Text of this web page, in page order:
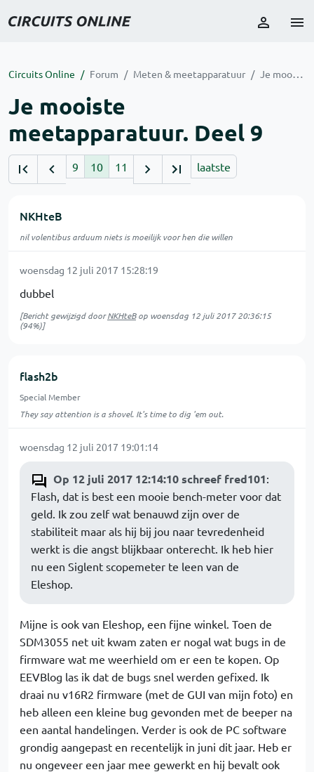
Circuits Online Forum Meten & meetapparatuur Je mooiste meetapparatuur. Deel 9
Je mooiste
meetapparatuur. Deel 9
9 10 11 laatste
NKHteB
nil volentibus arduum niets is moeilijk voor hen die willen
woensdag 12 juli 2017 15:28:19
dubbel
[Bericht gewijzigd doorNKHteBop woensdag 12 juli 2017 20:36:15
(94%)]
flash2b
Special Member
They say attention is a shovel. It's time to dig 'em out.
woensdag 12 juli 2017 19:01:14
Op 12 juli 2017 12:14:10 schreef fred101:
Flash, dat is best een mooie bench-meter voor dat
geld. Ik zou zelf wat benauwd zijn over de
stabiliteit maar als hij bij jou naar tevredenheid
werkt is die angst blijkbaar onterecht. Ik heb hier
nu een Siglent scopemeter te leen van de
Eleshop.
Mijne is ook van Eleshop, een fijne winkel. Toen de
SDM3055 net uit kwam zaten er nogal wat bugs in de
firmware wat me weerhield om er een te kopen. Op
EEVBlog las ik dat de bugs snel werden gefixed. Ik
draai nu v16R2 firmware (met de GUI van mijn foto) en
heb alleen een kleine bug gevonden met de beeper na
een aantal handelingen. Verder is ook de PC software
grondig aangepast en recentelijk in juni dit jaar. Heb er
nu ongeveer een jaar mee gewerkt en hij bevalt ook